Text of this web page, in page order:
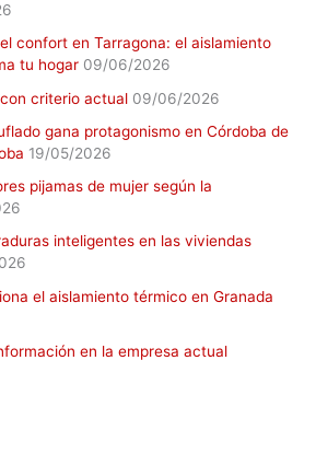
confort en Tarragona: el aislamiento
tu hogar 09/06/2026
criterio actual 09/06/2026
gana protagonismo en Córdoba de
19/05/2026
pijamas de mujer según la
inteligentes en las viviendas
el aislamiento térmico en Granada
en la empresa actual